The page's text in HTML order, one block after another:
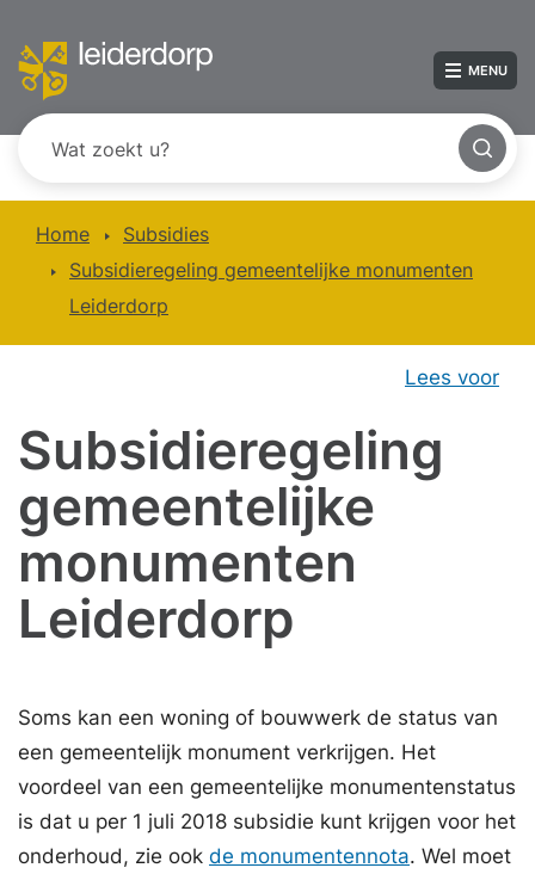
MENU
Home
Subsidies
Subsidieregeling gemeentelijke monumenten
Leiderdorp
Lees voor
Subsidieregeling
gemeentelijke
monumenten
Leiderdorp
Soms kan een woning of bouwwerk de status van
een gemeentelijk monument verkrijgen. Het
voordeel van een gemeentelijke monumentenstatus
is dat u per 1 juli 2018 subsidie kunt krijgen voor het
onderhoud, zie ook de monumentennota. Wel moet